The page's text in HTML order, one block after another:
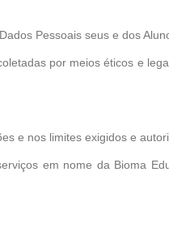
Pessoais seus e dos
por meios éticos e
e nos limites exigidos e
em nome da Bioma